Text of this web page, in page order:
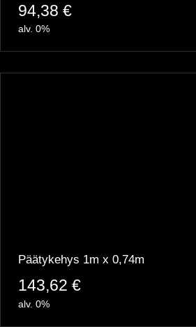
94,38 €
alv. 0%
Päätykehys 1m x 0,74m
143,62 €
alv. 0%